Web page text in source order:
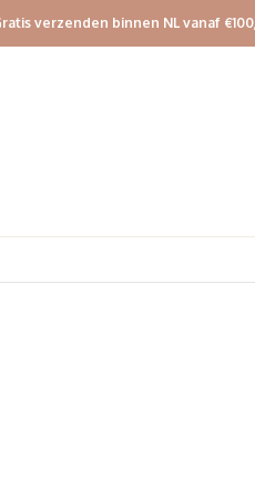
verzenden binnen NL vanaf